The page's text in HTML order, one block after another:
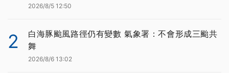
2026/8/5 12:50
2
白海豚颱風路徑仍有變數 氣象署：不會形成三颱共
舞
2026/8/6 13:02